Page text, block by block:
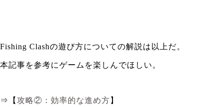
Fishing Clashの遊び方についての解説は以上だ。
本記事を参考にゲームを楽しんでほしい。
⇒【 攻略②：効率的な進め方 】